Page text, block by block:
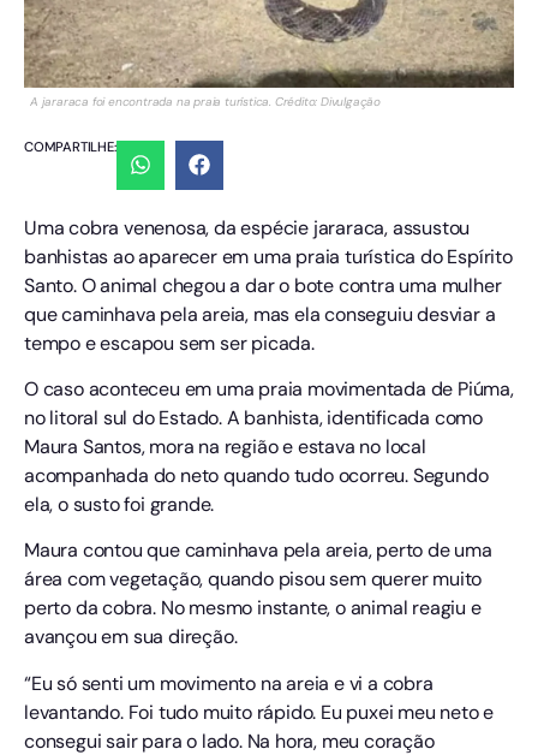
A jararaca foi encontrada na praia turística. Crédito: Divulgação
COMPARTILHE:
Uma cobra venenosa, da espécie jararaca, assustou
banhistas ao aparecer em uma praia turística do Espírito
Santo. O animal chegou a dar o bote contra uma mulher
que caminhava pela areia, mas ela conseguiu desviar a
tempo e escapou sem ser picada.
O caso aconteceu em uma praia movimentada de Piúma,
no litoral sul do Estado. A banhista, identificada como
Maura Santos, mora na região e estava no local
acompanhada do neto quando tudo ocorreu. Segundo
ela, o susto foi grande.
Maura contou que caminhava pela areia, perto de uma
área com vegetação, quando pisou sem querer muito
perto da cobra. No mesmo instante, o animal reagiu e
avançou em sua direção.
“Eu só senti um movimento na areia e vi a cobra
levantando. Foi tudo muito rápido. Eu puxei meu neto e
consegui sair para o lado. Na hora, meu coração